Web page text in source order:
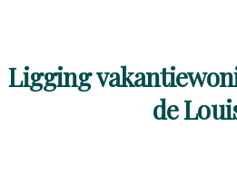
Ligging
de